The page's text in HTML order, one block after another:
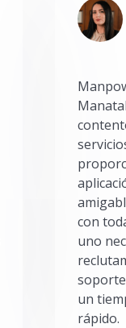
con
uno
un
rápido.